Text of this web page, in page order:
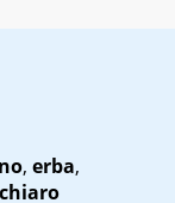
, erba,